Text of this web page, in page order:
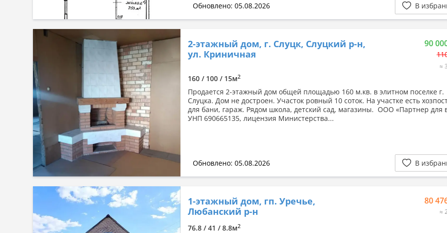
Обновлено: 05.08.2026 В
2-этажный дом, г. Слуцк, Слуцкий р-н,
ул. Криничная
90
≈
160 / 100 / 15м2
Продается 2-этажный дом общей площадью 160 м.кв. в элитном поселке г.
Слуцка. Дом не достроен. Участок ровный 10 соток. На участке есть
для бани, гараж. Рядом школа, детский сад, магазины. ООО «Партнер для
УНП 690665135, лицензия Министерства...
Обновлено: 05.08.2026 В
1-этажный дом, гп. Уречье,
Любанский р-н
80
≈
76.8 / 41 / 8.8м2